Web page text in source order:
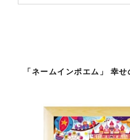
「ネームインポエム」 幸